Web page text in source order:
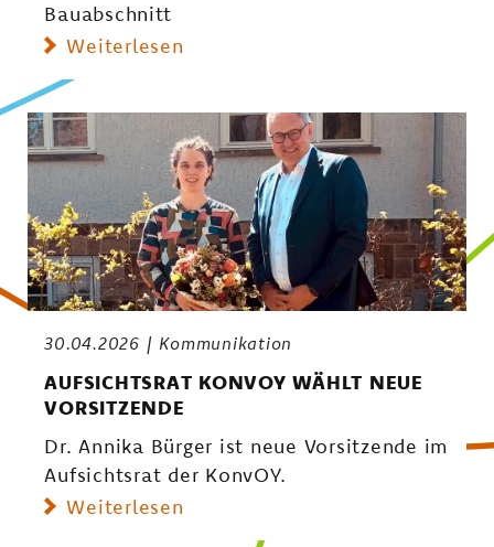
Bauabschnitt
Weiterlesen
30.04.2026 Kommunikation
AUFSICHTSRAT KONVOY WÄHLT NEUE
VORSITZENDE
Dr. Annika Bürger ist neue Vorsitzende im
Aufsichtsrat der KonvOY.
Weiterlesen